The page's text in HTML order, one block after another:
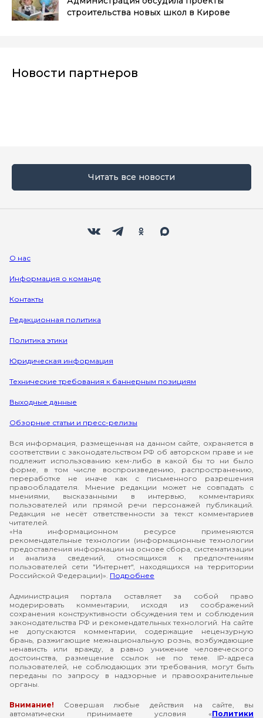
строительства новых школ в Кирове
Новости партнеров
Читать все новости
О нас
Информация о команде
Контакты
Редакционная политика
Политика этики
Юридическая информация
Технические требования к баннерным позициям
Выходные данные
Обзорные статьи и пресс-релизы
Вся информация, размещенная на данном сайте, охраняется в
соответствии с законодательством РФ об авторском праве и не
подлежит использованию кем-либо в какой бы то ни было
форме, в том числе воспроизведению, распространению,
переработке не иначе как с письменного разрешения
правообладателя. Мнение редакции может не совпадать с
мнениями, высказанными в интервью, комментариях
пользователей или прямой речи персонажей публикаций.
Редакция не несёт ответственности за текст комментариев
читателей.
«На информационном ресурсе применяются
рекомендательные технологии (информационные технологии
предоставления информации на основе сбора, систематизации
и анализа сведений, относящихся к предпочтениям
пользователей сети "Интернет", находящихся на территории
Российской Федерации)». Подробнее
Администрация портала оставляет за собой право
модерировать комментарии, исходя из соображений
сохранения конструктивности обсуждения тем и соблюдения
законодательства РФ и рекомендательных технологий. На сайте
не допускаются комментарии, содержащие нецензурную
брань, разжигающие межнациональную рознь, возбуждающие
ненависть или вражду, а равно унижение человеческого
достоинства, размещение ссылок не по теме. IP-адреса
пользователей, не соблюдающих эти требования, могут быть
переданы по запросу в надзорные и правоохранительные
органы.
Внимание! Совершая любые действия на сайте, вы
автоматически принимаете условия «Политики